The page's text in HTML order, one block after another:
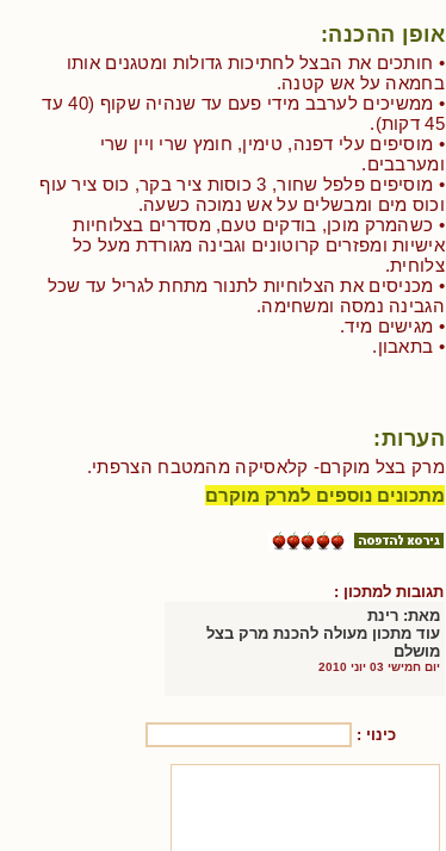
אופן ההכנה:
• חותכים את הבצל לחתיכות גדולות ומטגנים אותו
בחמאה על אש קטנה.
• ממשיכים לערבב מידי פעם עד שנהיה שקוף (40 עד
45 דקות).
• מוסיפים עלי דפנה, טימין, חומץ שרי ויין שרי
ומערבבים.
• מוסיפים פלפל שחור, 3 כוסות ציר בקר, כוס ציר עוף
וכוס מים ומבשלים על אש נמוכה כשעה.
• כשהמרק מוכן, בודקים טעם, מסדרים בצלוחיות
אישיות ומפזרים קרוטונים וגבינה מגורדת מעל כל
צלוחית.
• מכניסים את הצלוחיות לתנור מתחת לגריל עד שכל
הגבינה נמסה ומשחימה.
• מגישים מיד.
• בתאבון.
הערות:
מרק בצל מוקרם- קלאסיקה מהמטבח הצרפתי.
מתכונים נוספים למרק מוקרם
תגובות למתכון :
מאת: רינת
עוד מתכון מעולה להכנת מרק בצל
מושלם
יום חמישי 03 יוני 2010
כינוי :